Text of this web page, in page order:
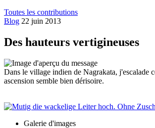
Toutes les contributions
Blog 22 juin 2013
Des hauteurs vertigineuses
Dans le village indien de Nagrakata, j'escalade
ascension semble bien dérisoire.
Galerie d'images